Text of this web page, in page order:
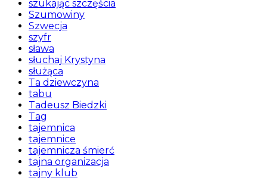
szukając szczęścia
Szumowiny
Szwecja
szyfr
sława
słuchaj Krystyna
służąca
Ta dziewczyna
tabu
Tadeusz Biedzki
Tag
tajemnica
tajemnice
tajemnicza śmierć
tajna organizacja
tajny klub